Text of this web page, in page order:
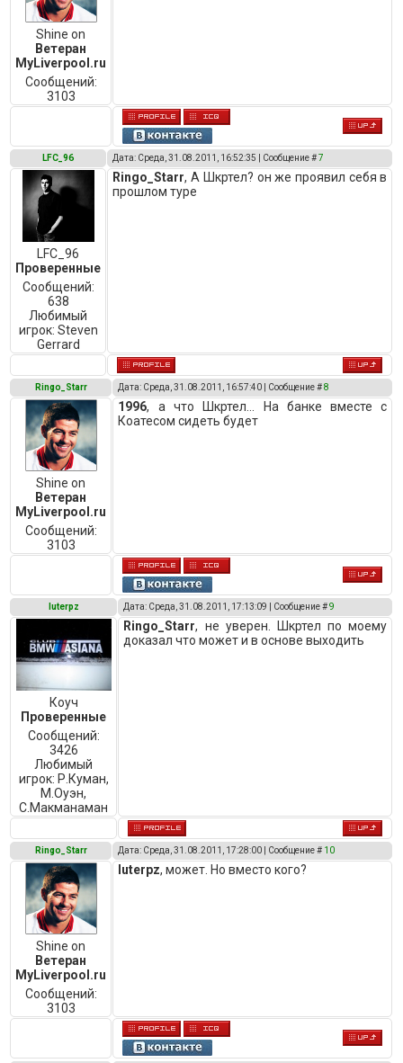
Shine on
Ветеран
MyLiverpool.ru
Сообщений:
3103
LFC_96 Дата: Среда, 31.08.2011, 16:52:35 | Сообщение #7
LFC_96
Проверенные
Сообщений:
638
Любимый
игрок: Steven
Gerrard
Ringo_Starr, А Шкртел? он же проявил себя в
прошлом туре
Ringo_Starr Дата: Среда, 31.08.2011, 16:57:40 | Сообщение #8
Shine on
Ветеран
MyLiverpool.ru
Сообщений:
3103
1996, а что Шкртел... На банке вместе с
Коатесом сидеть будет
luterpz Дата: Среда, 31.08.2011, 17:13:09 | Сообщение #9
Коуч
Проверенные
Сообщений:
3426
Любимый
игрок: Р.Куман,
М.Оуэн,
C.Макманаман
Ringo_Starr, не уверен. Шкртел по моему
доказал что может и в основе выходить
Ringo_Starr Дата: Среда, 31.08.2011, 17:28:00 | Сообщение # 10
Shine on
Ветеран
MyLiverpool.ru
Сообщений:
3103
luterpz, может. Но вместо кого?